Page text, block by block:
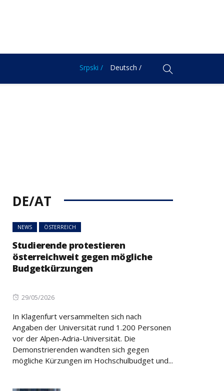
Srpski / Deutsch /
DE/AT
NEWS ÖSTERREICH
Studierende protestieren
österreichweit gegen mögliche
Budgetkürzungen
Posted
29/05/2026
In Klagenfurt versammelten sich nach
Angaben der Universität rund 1.200 Personen
vor der Alpen-Adria-Universität. Die
Demonstrierenden wandten sich gegen
mögliche Kürzungen im Hochschulbudget und...